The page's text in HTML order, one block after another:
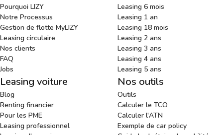
Pourquoi LIZY
Notre Processus
Gestion de flotte MyLIZY
Leasing circulaire
Nos clients
FAQ
Jobs
Leasing 6 mois
Leasing 1 an
Leasing 18 mois
Leasing 2 ans
Leasing 3 ans
Leasing 4 ans
Leasing 5 ans
Leasing voiture
Blog
Renting financier
Pour les PME
Leasing professionnel
Nos outils
Outils
Calculer le TCO
Calculer l'ATN
Exemple de car policy